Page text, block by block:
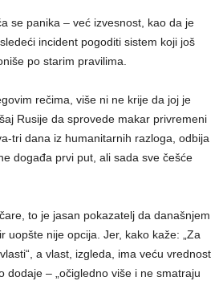
se panika – već izvesnost, kao da je
incident pogoditi sistem koji još
po starim pravilima.
rečima, više ni ne krije da joj je
Rusije da sprovede makar privremeni
tri dana iz humanitarnih razloga, odbija
događa prvi put, ali sada sve češće
to je jasan pokazatelj da današnjem
uopšte nije opcija. Jer, kako kaže: „Za
a vlast, izgleda, ima veću vrednost
dodaje – „očigledno više i ne smatraju